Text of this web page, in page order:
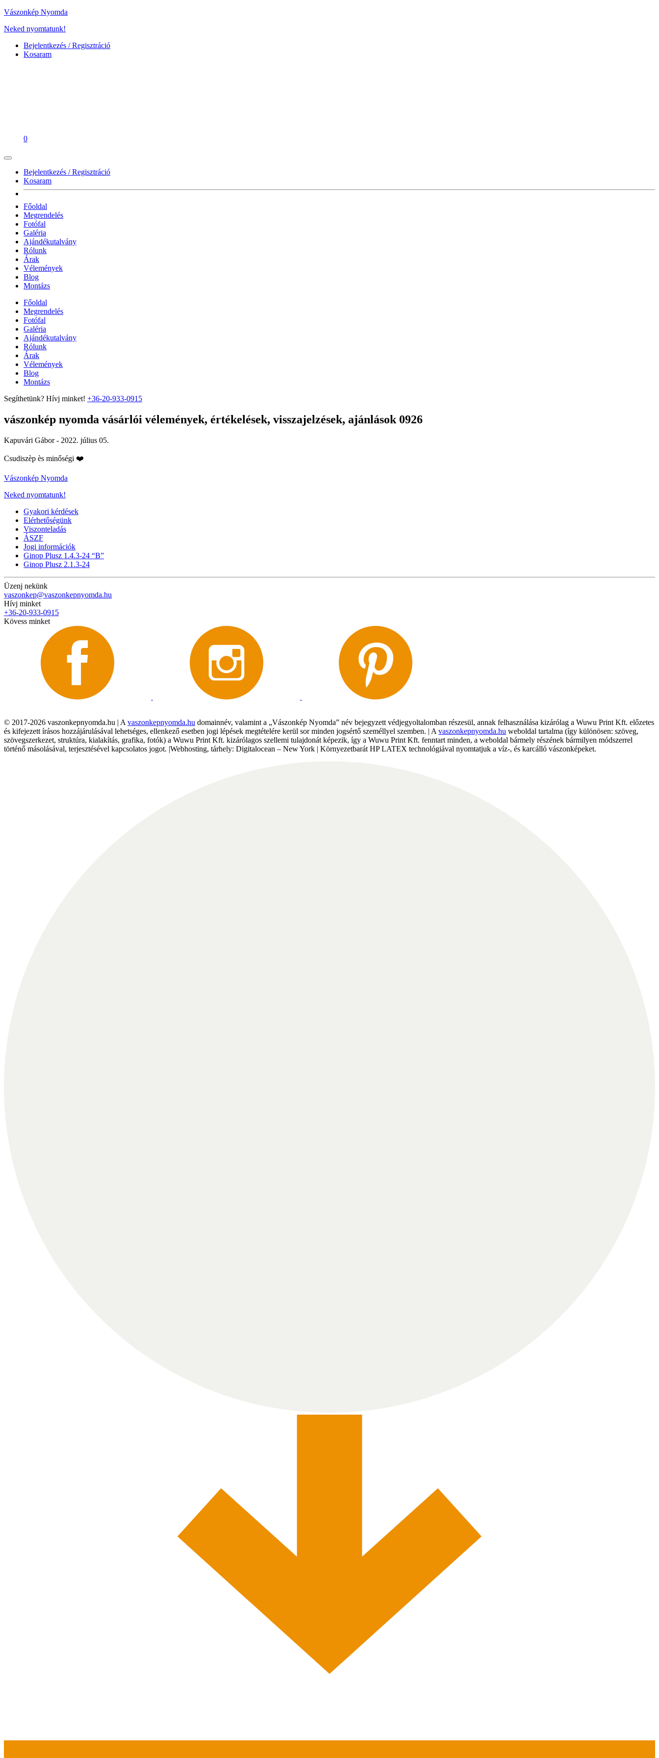
Vászonkép Nyomda
Neked nyomtatunk!
Bejelentkezés / Regisztráció
Kosaram
0
Bejelentkezés / Regisztráció
Kosaram
Főoldal
Megrendelés
Fotófal
Galéria
Ajándékutalvány
Rólunk
Árak
Vélemények
Blog
Montázs
Főoldal
Megrendelés
Fotófal
Galéria
Ajándékutalvány
Rólunk
Árak
Vélemények
Blog
Montázs
Segíthetünk? Hívj minket! +36-20-933-0915
vászonkép nyomda vásárlói vélemények, értékelések, visszajelzések, ajánlások 0926
Kapuvári Gábor - 2022. július 05.
Csudiszèp ès minőségi ❤️
Vászonkép Nyomda
Neked nyomtatunk!
Gyakori kérdések
Elérhetőségünk
Viszonteladás
ÁSZF
Jogi információk
Ginop Plusz 1.4.3-24 “B”
Ginop Plusz 2.1.3-24
Üzenj nekünk
vaszonkep@vaszonkepnyomda.hu
Hívj minket
+36-20-933-0915
Kövess minket
© 2017-2026 vaszonkepnyomda.hu | A vaszonkepnyomda.hu domainnév, valamint a „Vászonkép Nyomda” név bejegyzett védjegyoltalomban részesül, annak felhasználása kizárólag a Wuwu Print Kft. előzetes
és kifejezett írásos hozzájárulásával lehetséges, ellenkező esetben jogi lépések megtételére kerül sor minden jogsértő személlyel szemben. | A vaszonkepnyomda.hu weboldal tartalma (így különösen: szöveg,
szövegszerkezet, struktúra, kialakítás, grafika, fotók) a Wuwu Print Kft. kizárólagos szellemi tulajdonát képezik, így a Wuwu Print Kft. fenntart minden, a weboldal bármely részének bármilyen módszerrel
történő másolásával, terjesztésével kapcsolatos jogot. |Webhosting, tárhely: Digitalocean – New York | Környezetbarát HP LATEX technológiával nyomtatjuk a víz-, és karcálló vászonképeket.